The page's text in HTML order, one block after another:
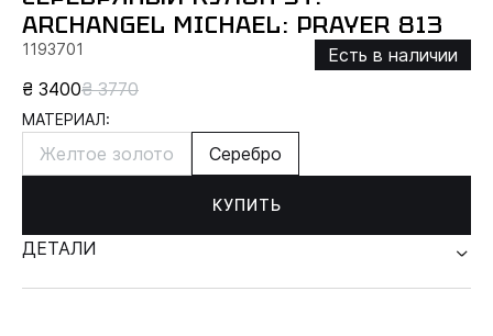
ARCHANGEL MICHAEL: PRAYER 813
1193701
Есть в наличии
₴ 3400₴ 3770
МАТЕРИАЛ:
Желтое золото Серебро
КУПИТЬ
ДЕТАЛИ